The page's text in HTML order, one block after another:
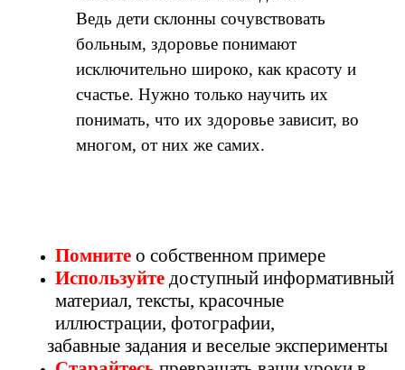
Ведь дети склонны сочувствовать
больным, здоровье понимают
исключительно широко, как красоту и
счастье. Нужно только научить их
понимать, что их здоровье зависит, во
многом, от них же самих.
Помните о собственном примере
Используйте доступный информативный
материал, тексты, красочные
иллюстрации, фотографии,
забавные задания и веселые эксперименты